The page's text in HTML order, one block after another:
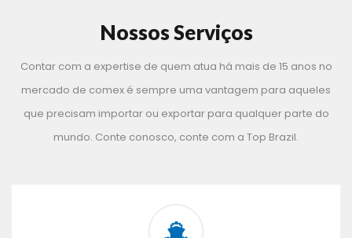
Nossos Serviço
Contar com a expertise de quem atua há mais de 15 anos no
mercado de comex é sempre uma vantagem para aqueles
que precisam importar ou exportar para qualquer parte do
mundo. Conte conosco, conte com a Top Brazil.